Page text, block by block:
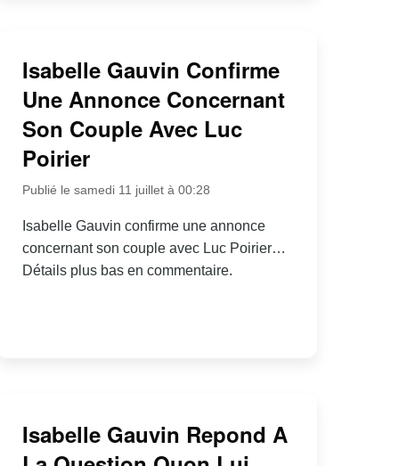
Isabelle Gauvin Confirme
Une Annonce Concernant
Son Couple Avec Luc
Poirier
Publié le samedi 11 juillet à 00:28
Isabelle Gauvin confirme une annonce
concernant son couple avec Luc Poirier…
Détails plus bas en commentaire.
Isabelle Gauvin Repond A